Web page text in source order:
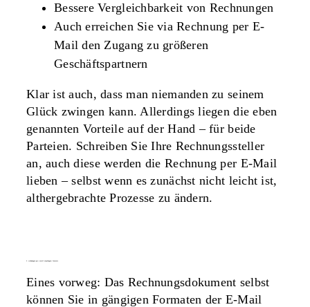
Bessere Vergleichbarkeit von Rechnungen
Auch erreichen Sie via Rechnung per E-
Mail den Zugang zu größeren
Geschäftspartnern
Klar ist auch, dass man niemanden zu seinem
Glück zwingen kann. Allerdings liegen die eben
genannten Vorteile auf der Hand – für beide
Parteien. Schreiben Sie Ihre Rechnungssteller
an, auch diese werden die Rechnung per E-Mail
lieben – selbst wenn es zunächst nicht leicht ist,
althergebrachte Prozesse zu ändern.
Eines vorweg: Das Rechnungsdokument selbst
können Sie in gängigen Formaten der E-Mail